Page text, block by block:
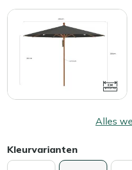
Alles
Kleurvarianten